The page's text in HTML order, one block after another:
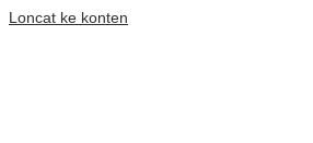
Loncat ke konten